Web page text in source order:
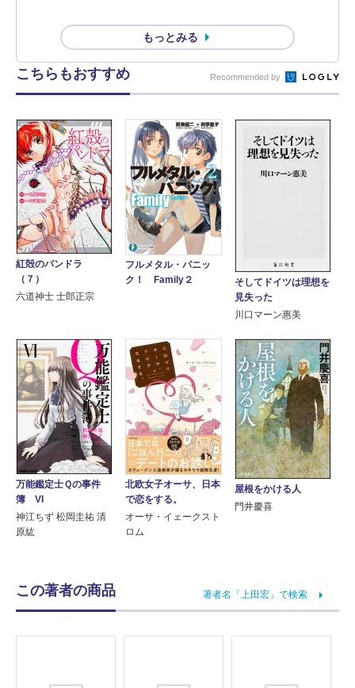
もっとみる
こちらもおすすめ Recommended by
紅殻のパンドラ
（７）
六道神士 士郎正宗
フルメタル・パニッ
ク！ Family２
そしてドイツは理想を
見失った
川口マーン惠美
万能鑑定士Ｑの事件
簿 VI
神江ちず 松岡圭祐 清
原紘
北欧女子オーサ、日本
で恋をする。
オーサ・イェークスト
ロム
屋根をかける人
門井慶喜
この著者の商品 著者名「上田宏」で検索